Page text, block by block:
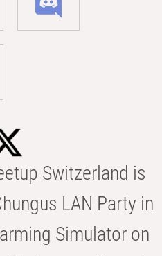
Switzerland is
LAN Party in
Simulator on